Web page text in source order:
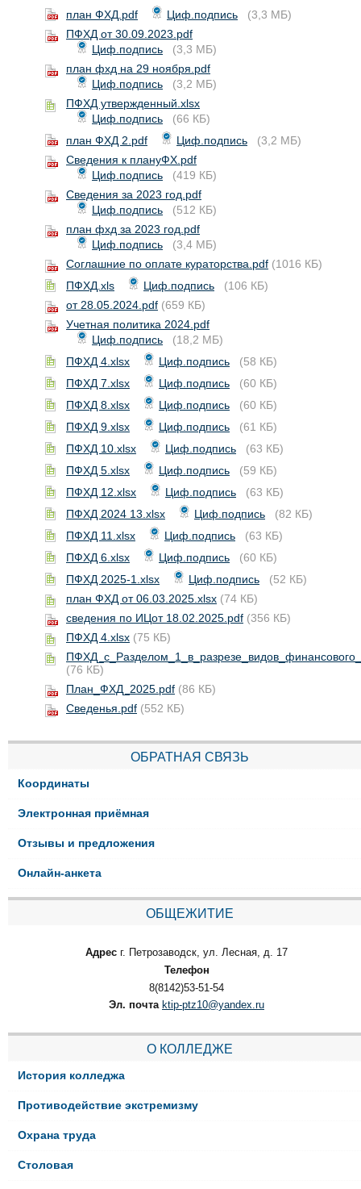
план ФХД.pdf
Циф.подпись
(3,3 МБ)
ПФХД от 30.09.2023.pdf
Циф.подпись
(3,3 МБ)
план фхд на 29 ноября.pdf
Циф.подпись
(3,2 МБ)
ПФХД утвержденный.xlsx
Циф.подпись
(66 КБ)
план ФХД 2.pdf
Циф.подпись
(3,2 МБ)
Сведения к плануФХ.pdf
Циф.подпись
(419 КБ)
Сведения за 2023 год.pdf
Циф.подпись
(512 КБ)
план фхд за 2023 год.pdf
Циф.подпись
(3,4 МБ)
Соглашние по оплате кураторства.pdf (1016 КБ)
ПФХД.xls
Циф.подпись
(106 КБ)
от 28.05.2024.pdf (659 КБ)
Учетная политика 2024.pdf
Циф.подпись
(18,2 МБ)
ПФХД 4.xlsx
Циф.подпись
(58 КБ)
ПФХД 7.xlsx
Циф.подпись
(60 КБ)
ПФХД 8.xlsx
Циф.подпись
(60 КБ)
ПФХД 9.xlsx
Циф.подпись
(61 КБ)
ПФХД 10.xlsx
Циф.подпись
(63 КБ)
ПФХД 5.xlsx
Циф.подпись
(59 КБ)
ПФХД 12.xlsx
Циф.подпись
(63 КБ)
ПФХД 2024 13.xlsx
Циф.подпись
(82 КБ)
ПФХД 11.xlsx
Циф.подпись
(63 КБ)
ПФХД 6.xlsx
Циф.подпись
(60 КБ)
ПФХД 2025-1.xlsx
Циф.подпись
(52 КБ)
план ФХД от 06.03.2025.xlsx (74 КБ)
сведения по ИЦот 18.02.2025.pdf (356 КБ)
ПФХД 4.xlsx (75 КБ)
(76 КБ)
План_ФХД_2025.pdf (86 КБ)
Сведенья.pdf (552 КБ)
ОБРАТНАЯ СВЯЗЬ
Координаты
Электронная приёмная
Отзывы и предложения
Онлайн-анкета
ОБЩЕЖИТИЕ
Адрес г. Петрозаводск, ул. Лесная, д. 17
Телефон
8(8142)53-51-54
Эл. почта ktip-ptz10@yandex.ru
О КОЛЛЕДЖЕ
История колледжа
Противодействие экстремизму
Охрана труда
Столовая